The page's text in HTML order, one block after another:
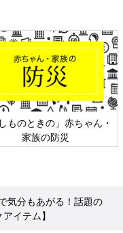
六星占術 細木かおりさん
気分もあがる！話題の
イテム】